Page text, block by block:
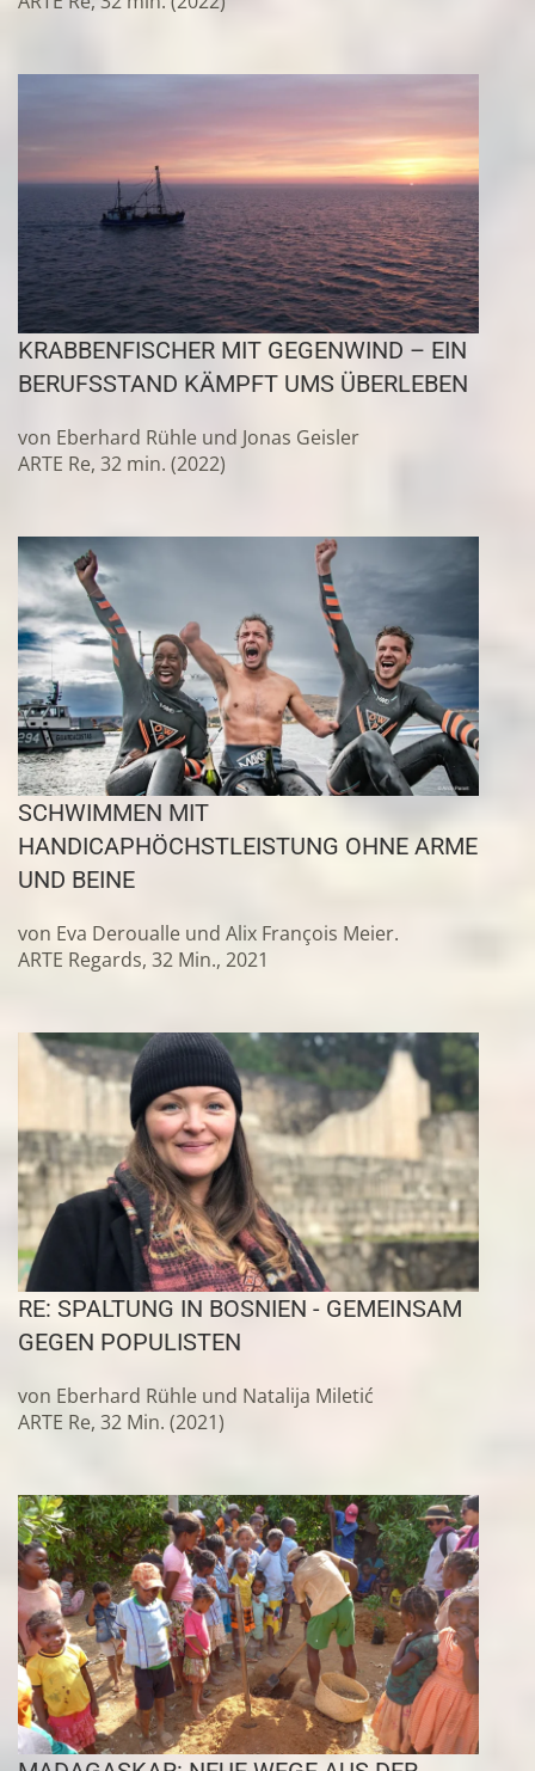
KRABBENFISCHER MIT GEGENWIND – EIN
BERUFSSTAND KÄMPFT UMS ÜBERLEBEN
von Eberhard Rühle und Jonas Geisler
ARTE Re, 32 min. (2022)
SCHWIMMEN MIT
HANDICAPHÖCHSTLEISTUNG OHNE ARME
UND BEINE
von Eva Deroualle und Alix François Meier.
ARTE Regards, 32 Min., 2021
RE: SPALTUNG IN BOSNIEN - GEMEINSAM
GEGEN POPULISTEN
von Eberhard Rühle und Natalija Miletić
ARTE Re, 32 Min. (2021)